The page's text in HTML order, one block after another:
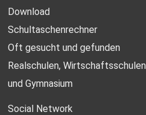
Download
Schultaschenrechner
Oft gesucht und gefunden
Realschulen,Wirtschaftsschulen
und Gymnasium
Social Network